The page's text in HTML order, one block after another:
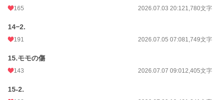
165 2026.07.03 20:121,780文字
14−2.
191 2026.07.05 07:081,749文字
15.モモの傷
143 2026.07.07 09:012,405文字
15-2.